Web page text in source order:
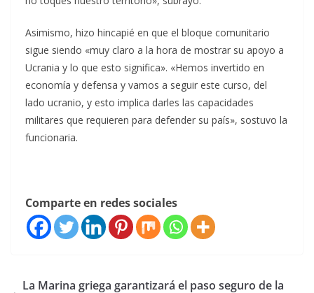
Asimismo, hizo hincapié en que el bloque comunitario
sigue siendo «muy claro a la hora de mostrar su apoyo a
Ucrania y lo que esto significa». «Hemos invertido en
economía y defensa y vamos a seguir este curso, del
lado ucranio, y esto implica darles las capacidades
militares que requieren para defender su país», sostuvo la
funcionaria.
Comparte en redes sociales
La Marina griega garantizará el paso seguro de la